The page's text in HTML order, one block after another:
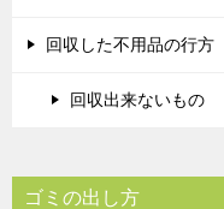
回収した不用品の行方
回収出来ないもの
ゴミの出し方